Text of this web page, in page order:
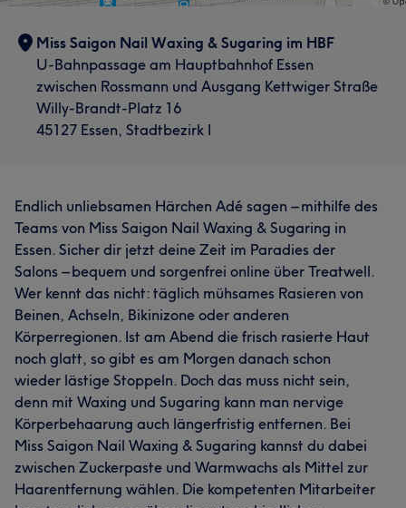
Miss Saigon Nail Waxing & Sugaring im HBF
U-Bahnpassage am Hauptbahnhof Essen
zwischen Rossmann und Ausgang Kettwiger Straße
Willy-Brandt-Platz 16
45127 Essen, Stadtbezirk I
Endlich unliebsamen Härchen Adé sagen – mithilfe des
Teams von Miss Saigon Nail Waxing & Sugaring in
Essen. Sicher dir jetzt deine Zeit im Paradies der
Salons – bequem und sorgenfrei online über Treatwell.
Wer kennt das nicht: täglich mühsames Rasieren von
Beinen, Achseln, Bikinizone oder anderen
Körperregionen. Ist am Abend die frisch rasierte Haut
noch glatt, so gibt es am Morgen danach schon
wieder lästige Stoppeln. Doch das muss nicht sein,
denn mit Waxing und Sugaring kann man nervige
Körperbehaarung auch längerfristig entfernen. Bei
Miss Saigon Nail Waxing & Sugaring kannst du dabei
zwischen Zuckerpaste und Warmwachs als Mittel zur
Haarentfernung wählen. Die kompetenten Mitarbeiter